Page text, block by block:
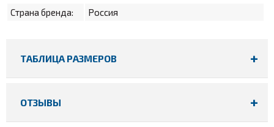
Страна бренда:
Россия
ТАБЛИЦА РАЗМЕРОВ
ОТЗЫВЫ